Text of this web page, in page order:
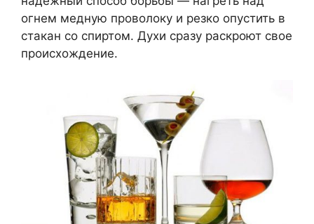
огнем медную проволоку и резко опустить в
стакан со спиртом. Духи сразу раскроют свое
происхождение.